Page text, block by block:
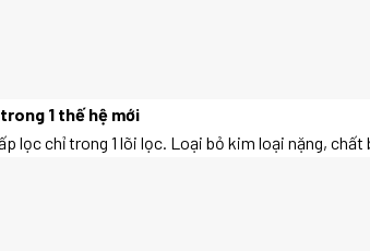
1 thế hệ mới
lọc chỉ trong 1 lõi lọc. Loại bỏ kim loại nặng,